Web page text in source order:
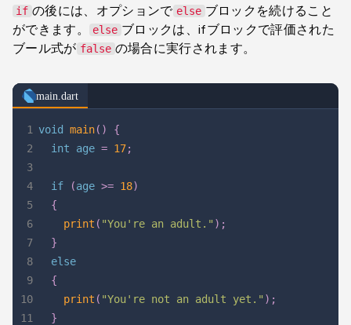
if の後には、オプションで else ブロックを続けること
ができます。
else ブロックは、ifブロックで評価された
ブール式が false の場合に実行されます。
main.dart
1
2
3
4
5
6
7
8
9
10
11
void main( )
{
int age = 17;
if (age >= 18)
{
print ( "You're an adult." ) ;
}
else
{
print ( "You're not an adult yet." ) ;
}